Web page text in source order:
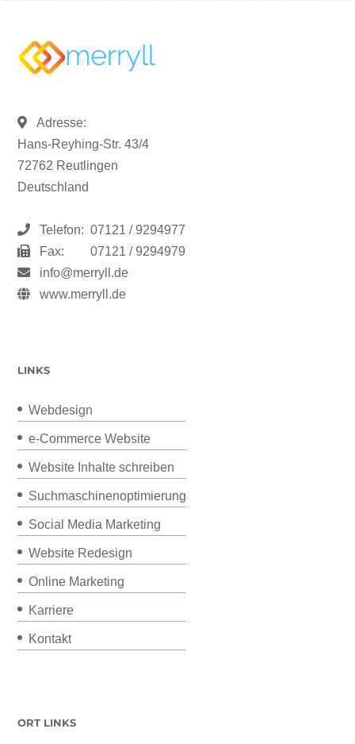
Adresse:
Hans-Reyhing-Str. 43/4
72762 Reutlingen
Deutschland
Telefon: 07121 / 9294977
Fax:
07121 / 9294979
info@merryll.de
www.merryll.de
LINKS
Webdesign
e-Commerce Website
Website Inhalte schreiben
Suchmaschinenoptimierung
Social Media Marketing
Website Redesign
Online Marketing
Karriere
Kontakt
ORT LINKS